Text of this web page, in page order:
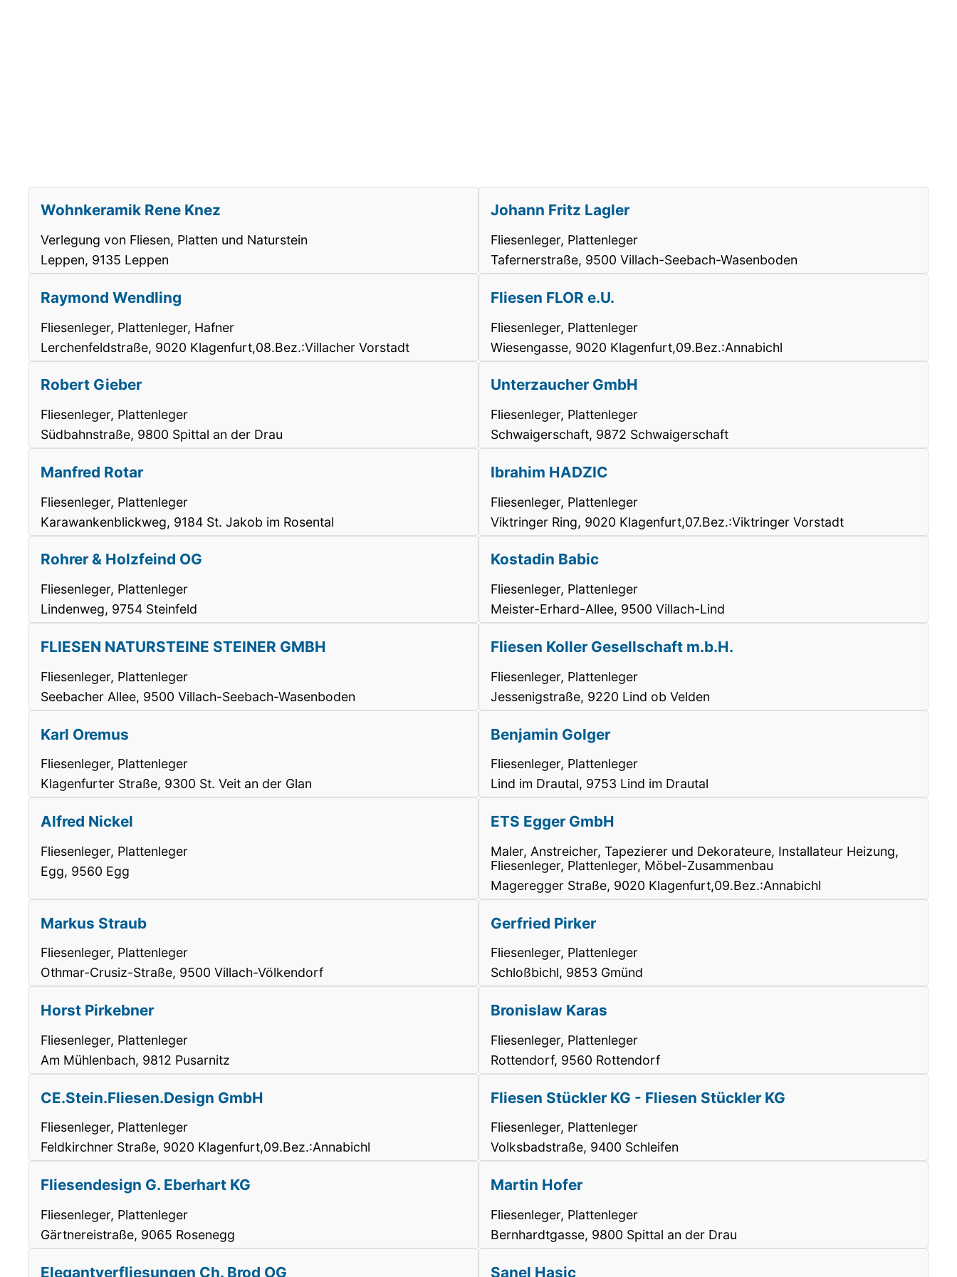
Wohnkeramik Rene Knez
Verlegung von Fliesen, Platten und Naturstein
Leppen, 9135 Leppen
Johann Fritz Lagler
Fliesenleger, Plattenleger
Tafernerstraße, 9500 Villach-Seebach-Wasenboden
Raymond Wendling
Fliesenleger, Plattenleger, Hafner
Lerchenfeldstraße, 9020 Klagenfurt,08.Bez.:Villacher Vorstadt
Fliesen FLOR e.U.
Fliesenleger, Plattenleger
Wiesengasse, 9020 Klagenfurt,09.Bez.:Annabichl
Robert Gieber
Fliesenleger, Plattenleger
Südbahnstraße, 9800 Spittal an der Drau
Unterzaucher GmbH
Fliesenleger, Plattenleger
Schwaigerschaft, 9872 Schwaigerschaft
Manfred Rotar
Fliesenleger, Plattenleger
Karawankenblickweg, 9184 St. Jakob im Rosental
Ibrahim HADZIC
Fliesenleger, Plattenleger
Viktringer Ring, 9020 Klagenfurt,07.Bez.:Viktringer Vorstadt
Rohrer & Holzfeind OG
Fliesenleger, Plattenleger
Lindenweg, 9754 Steinfeld
Kostadin Babic
Fliesenleger, Plattenleger
Meister-Erhard-Allee, 9500 Villach-Lind
FLIESEN NATURSTEINE STEINER GMBH
Fliesenleger, Plattenleger
Seebacher Allee, 9500 Villach-Seebach-Wasenboden
Fliesen Koller Gesellschaft m.b.H.
Fliesenleger, Plattenleger
Jessenigstraße, 9220 Lind ob Velden
Karl Oremus
Fliesenleger, Plattenleger
Klagenfurter Straße, 9300 St. Veit an der Glan
Benjamin Golger
Fliesenleger, Plattenleger
Lind im Drautal, 9753 Lind im Drautal
Alfred Nickel
Fliesenleger, Plattenleger
Egg, 9560 Egg
ETS Egger GmbH
Maler, Anstreicher, Tapezierer und Dekorateure, Installateur Heizung,
Fliesenleger, Plattenleger, Möbel-Zusammenbau
Mageregger Straße, 9020 Klagenfurt,09.Bez.:Annabichl
Markus Straub
Fliesenleger, Plattenleger
Othmar-Crusiz-Straße, 9500 Villach-Völkendorf
Gerfried Pirker
Fliesenleger, Plattenleger
Schloßbichl, 9853 Gmünd
Horst Pirkebner
Fliesenleger, Plattenleger
Am Mühlenbach, 9812 Pusarnitz
Bronislaw Karas
Fliesenleger, Plattenleger
Rottendorf, 9560 Rottendorf
CE.Stein.Fliesen.Design GmbH
Fliesenleger, Plattenleger
Feldkirchner Straße, 9020 Klagenfurt,09.Bez.:Annabichl
Fliesen Stückler KG - Fliesen Stückler KG
Fliesenleger, Plattenleger
Volksbadstraße, 9400 Schleifen
Fliesendesign G. Eberhart KG
Fliesenleger, Plattenleger
Gärtnereistraße, 9065 Rosenegg
Martin Hofer
Fliesenleger, Plattenleger
Bernhardtgasse, 9800 Spittal an der Drau
Elegantverfliesungen Ch. Brod OG Sanel Hasic